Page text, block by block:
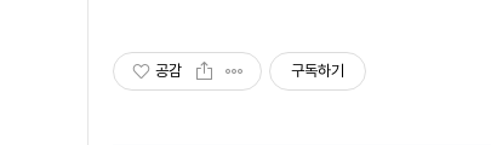
공감 구독하기